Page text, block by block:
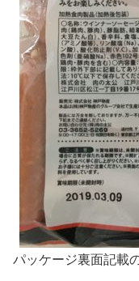
パッケージ裏面記載